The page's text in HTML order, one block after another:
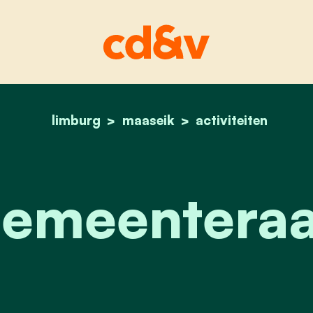
home
limburg maaseik activiteiten
gemeenteraad